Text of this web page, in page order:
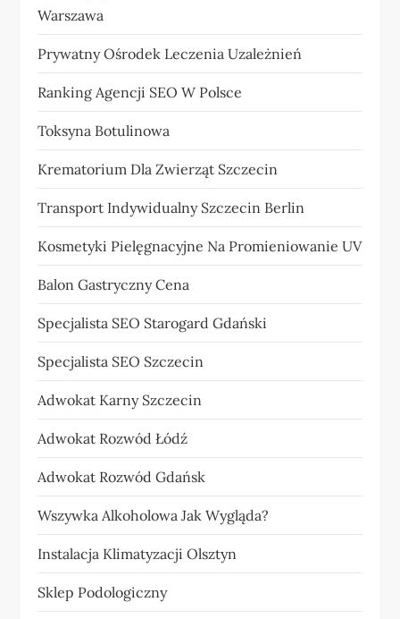
Warszawa
Prywatny Ośrodek Leczenia Uzależnień
Ranking Agencji SEO W Polsce
Toksyna Botulinowa
Krematorium Dla Zwierząt Szczecin
Transport Indywidualny Szczecin Berlin
Kosmetyki Pielęgnacyjne Na Promieniowanie UV
Balon Gastryczny Cena
Specjalista SEO Starogard Gdański
Specjalista SEO Szczecin
Adwokat Karny Szczecin
Adwokat Rozwód Łódź
Adwokat Rozwód Gdańsk
Wszywka Alkoholowa Jak Wygląda?
Instalacja Klimatyzacji Olsztyn
Sklep Podologiczny